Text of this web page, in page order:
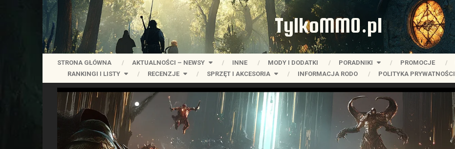
TylkoMMO.pl
STRONA GŁÓWNA AKTUALNOŚCI – NEWSY INNE MODY I DODATKI PORADNIKI PROMOCJE
RANKINGI I LISTY
RECENZJE SPRZĘT I AKCESORIA INFORMACJA RODO POLITYKA PRYWATNOŚCI